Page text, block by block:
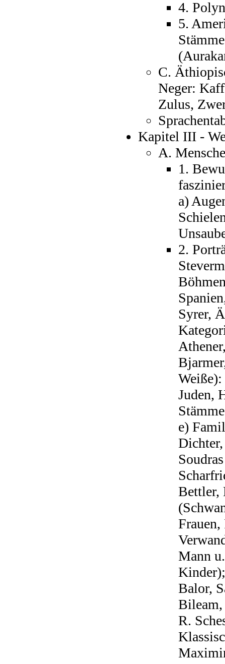
4.
5.
C.
Neger:
Zulus,
Kapitel III -
A.
1.
a)
2.
Syrer,
Juden,
e)
Bettler,
Frauen,
Mann
Balor,
Bileam,
R.